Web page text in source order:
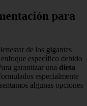
para
de los gigantes
específico debido
garantizar una dieta
especialmente
algunas opciones